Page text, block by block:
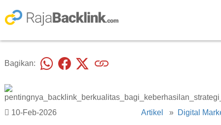
Bagikan:
10-Feb-2026 Artikel » Digital